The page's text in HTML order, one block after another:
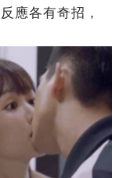
應各有奇招，